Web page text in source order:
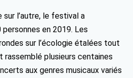
sur l’autre, le festival a
en 2019. Les
sur l’écologie étalées tout
rassemblé plusieurs centaines
aux genres musicaux variés